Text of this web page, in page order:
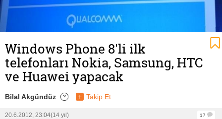
Windows Phone 8'li ilk
telefonları Nokia, Samsung, HTC
ve Huawei yapacak
Bilal Akgündüz ? + Takip Et
20.6.2012, 23:04(14 yıl)
17